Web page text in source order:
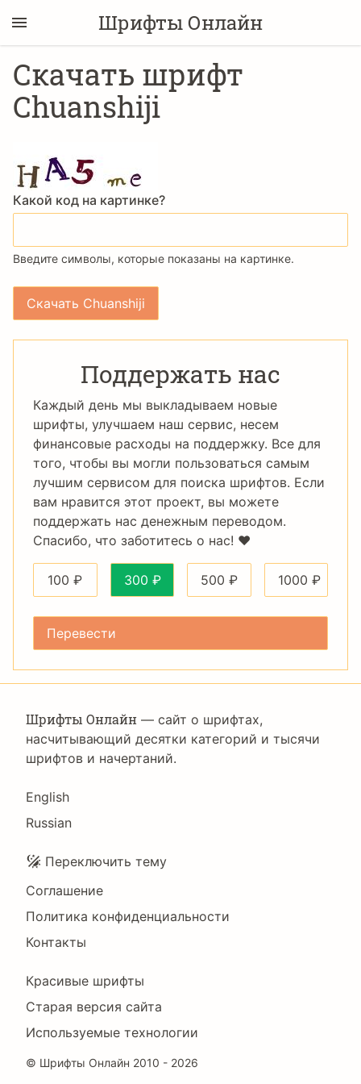
Шрифты Онлайн
Скачать шрифт
Chuanshiji
Какой код на картинке?
Введите символы, которые показаны на картинке.
Поддержать нас
Каждый день мы выкладываем новые
шрифты, улучшаем наш сервис, несем
финансовые расходы на поддержку. Все для
того, чтобы вы могли пользоваться самым
лучшим сервисом для поиска шрифтов. Если
вам нравится этот проект, вы можете
поддержать нас денежным переводом.
Спасибо, что заботитесь о нас! ❤️
100 ₽ 300 ₽ 500 ₽ 1000 ₽
Шрифты Онлайн — сайт о шрифтах,
насчитывающий десятки категорий и тысячи
шрифтов и начертаний.
Language
English
Russian
Подвал
Переключить тему
Соглашение
Политика конфиденциальности
Контакты
Footer
Right
Красивые шрифты
Старая версия сайта
Используемые технологии
© Шрифты Онлайн 2010 - 2026